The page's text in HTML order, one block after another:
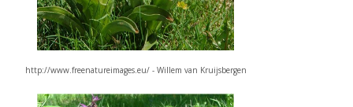
http://www.freenatureimages.eu/ - Willem van Kruijsbergen